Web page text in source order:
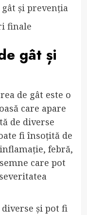
și prevenția
finale
gât și
de gât este o
care apare
de diverse
fi însoțită de
febră,
care pot
și pot fi